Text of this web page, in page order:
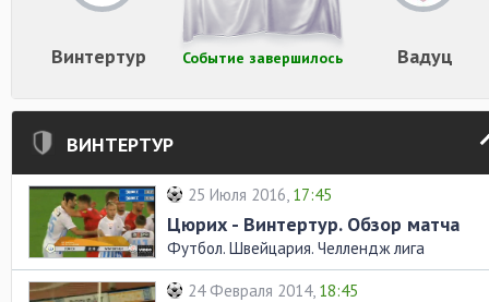
Винтертур Вадуц
Событие завершилось
ВИНТЕРТУР
25 Июля 2016, 17:45
Цюрих - Винтертур. Обзор матча
Футбол. Швейцария. Челлендж лига
24 Февраля 2014, 18:45